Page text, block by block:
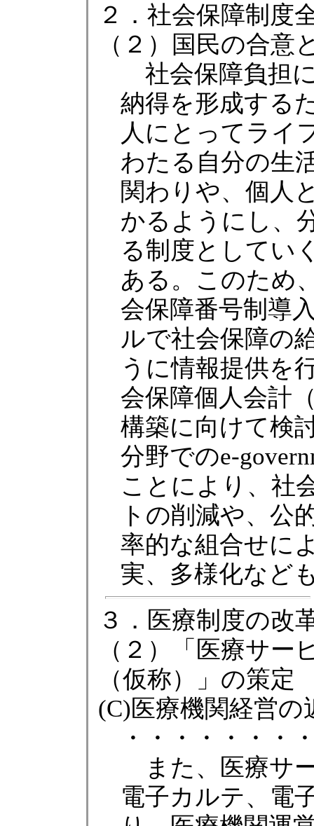
２．社会保障制度
（２）国民の合意
社会保障負担
納得を形成する
人にとってライ
わたる自分の生
関わりや、個人
かるようにし、
る制度としてい
ある。このため
会保障番号制導
ルで社会保障の
うに情報提供を
会保障個人会計
構築に向けて検
分野でのe-
ことにより、社
トの削減や、公
率的な組合せに
実、多様化など
３．医療制度の改
（２）「医療サー
（仮称）」の策定
(C)医療機関経営の
・・・・・・・
また、医療サ
電子カルテ、電